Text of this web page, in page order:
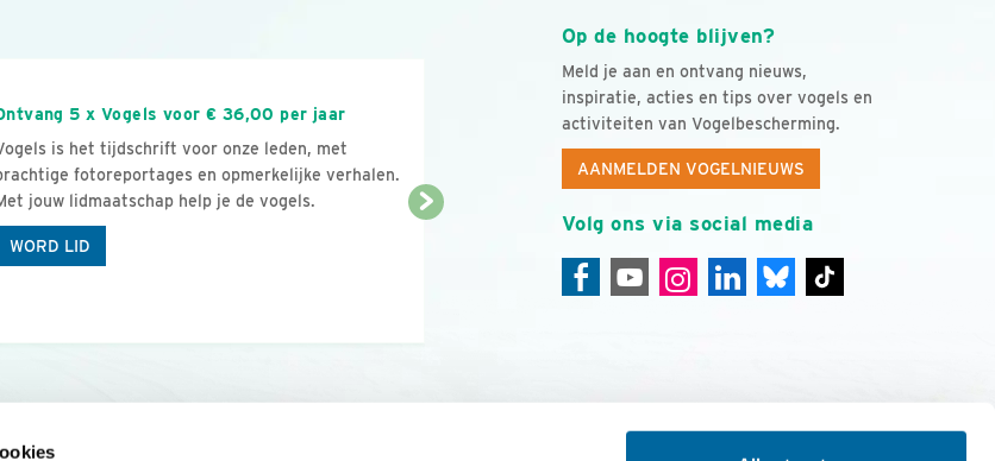
Op de hoogte blijven?
Meld je aan en ontvang nieuws,
inspiratie, acties en tips over vogels en
activiteiten van Vogelbescherming.
AANMELDEN VOGELNIEUWS
Volg ons via social media
5 x Vogels voor € 36,00 per jaar
is het tijdschrift voor onze leden, met
fotoreportages en opmerkelijke verhalen.
jouw lidmaatschap help je de vogels.
WORD LID